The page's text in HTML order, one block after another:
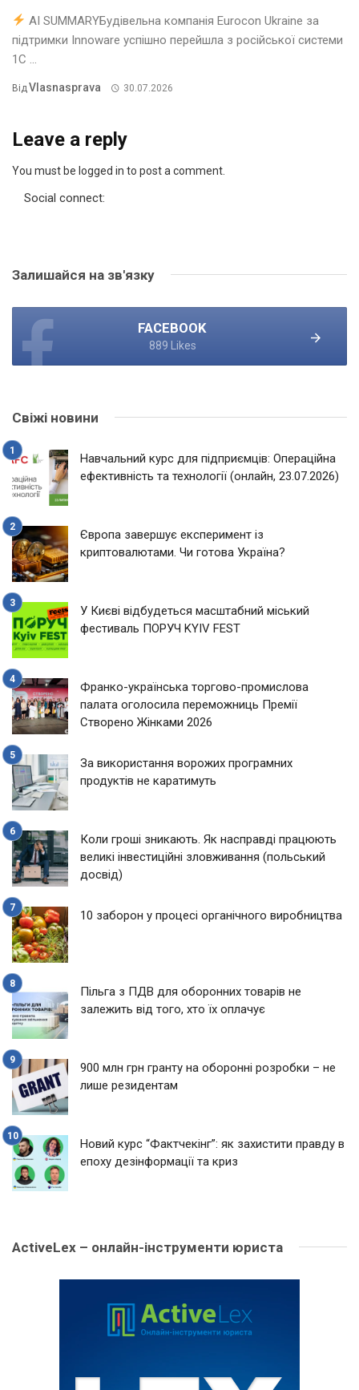
AI SUMMARYБудівельна компанія Eurocon Ukraine за
підтримки Innoware успішно перейшла з російської системи
1С ...
ВідVlasnasprava 30.07.2026
Leave a reply
You must be logged in to post a comment.
Social connect:
Залишайся на зв'язку
FACEBOOK
889 Likes
Свіжі новини
Навчальний курс для підприємців: Операційна
ефективність та технології (онлайн, 23.07.2026)
Європа завершує експеримент із
криптовалютами. Чи готова Україна?
У Києві відбудеться масштабний міський
фестиваль ПОРУЧ KYIV FEST
Франко-українська торгово-промислова
палата оголосила переможниць Премії
Створено Жінками 2026
За використання ворожих програмних
продуктів не каратимуть
Коли гроші зникають. Як насправді працюють
великі інвестиційні зловживання (польський
досвід)
10 заборон у процесі органічного виробництва
Пільга з ПДВ для оборонних товарів не
залежить від того, хто їх оплачує
900 млн грн гранту на оборонні розробки – не
лише резидентам
Новий курс “Фактчекінг”: як захистити правду в
епоху дезінформації та криз
ActiveLex – онлайн-інструменти юриста